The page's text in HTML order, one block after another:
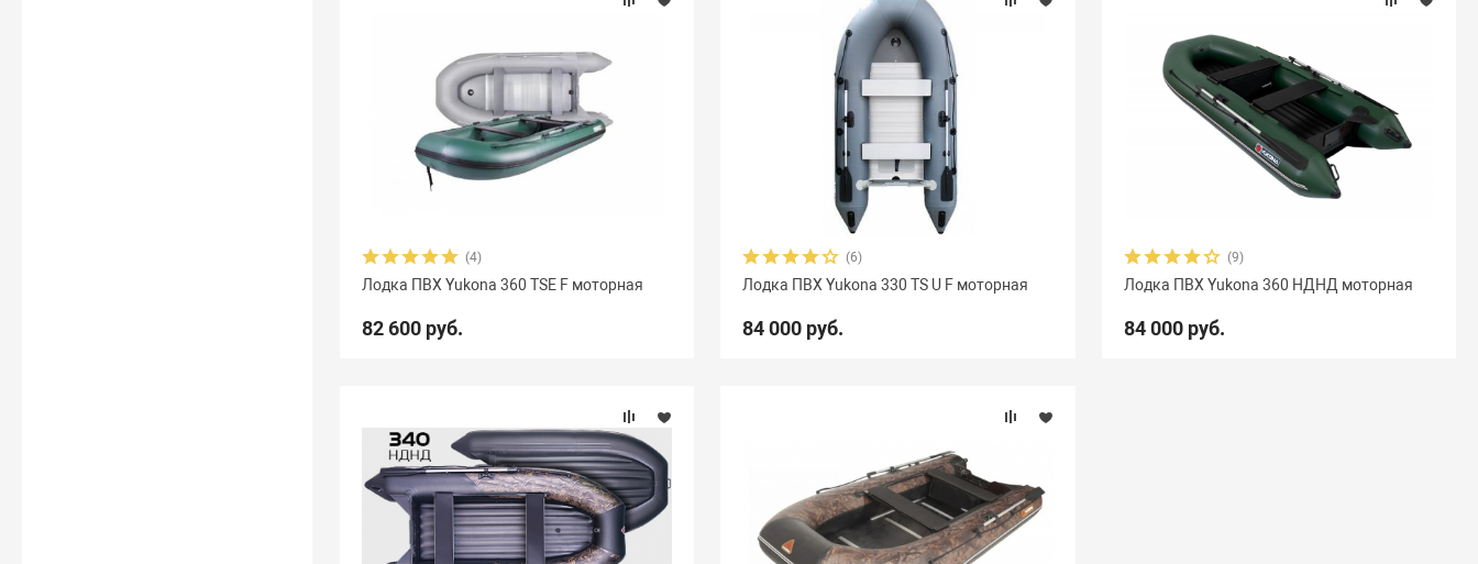
(4)
Лодка ПВХ Yukona 360 TSE F моторная
82 600 руб.
(6)
Лодка ПВХ Yukona 330 TS U F моторная
84 000 руб.
(9)
Лодка ПВХ Yukona 360 НДНД моторная
84 000 руб.